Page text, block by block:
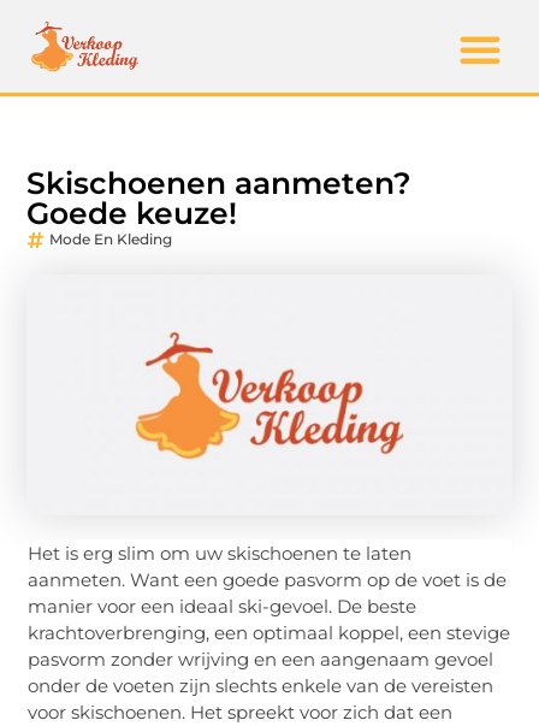
Skischoenen aanmeten?
Goede keuze!
Mode En Kleding
Het is erg slim om uw skischoenen te laten
aanmeten. Want een goede pasvorm op de voet is de
manier voor een ideaal ski-gevoel. De beste
krachtoverbrenging, een optimaal koppel, een stevige
pasvorm zonder wrijving en een aangenaam gevoel
onder de voeten zijn slechts enkele van de vereisten
voor skischoenen. Het spreekt voor zich dat een